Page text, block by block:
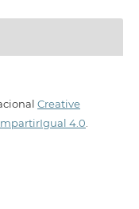
Creative
4.0